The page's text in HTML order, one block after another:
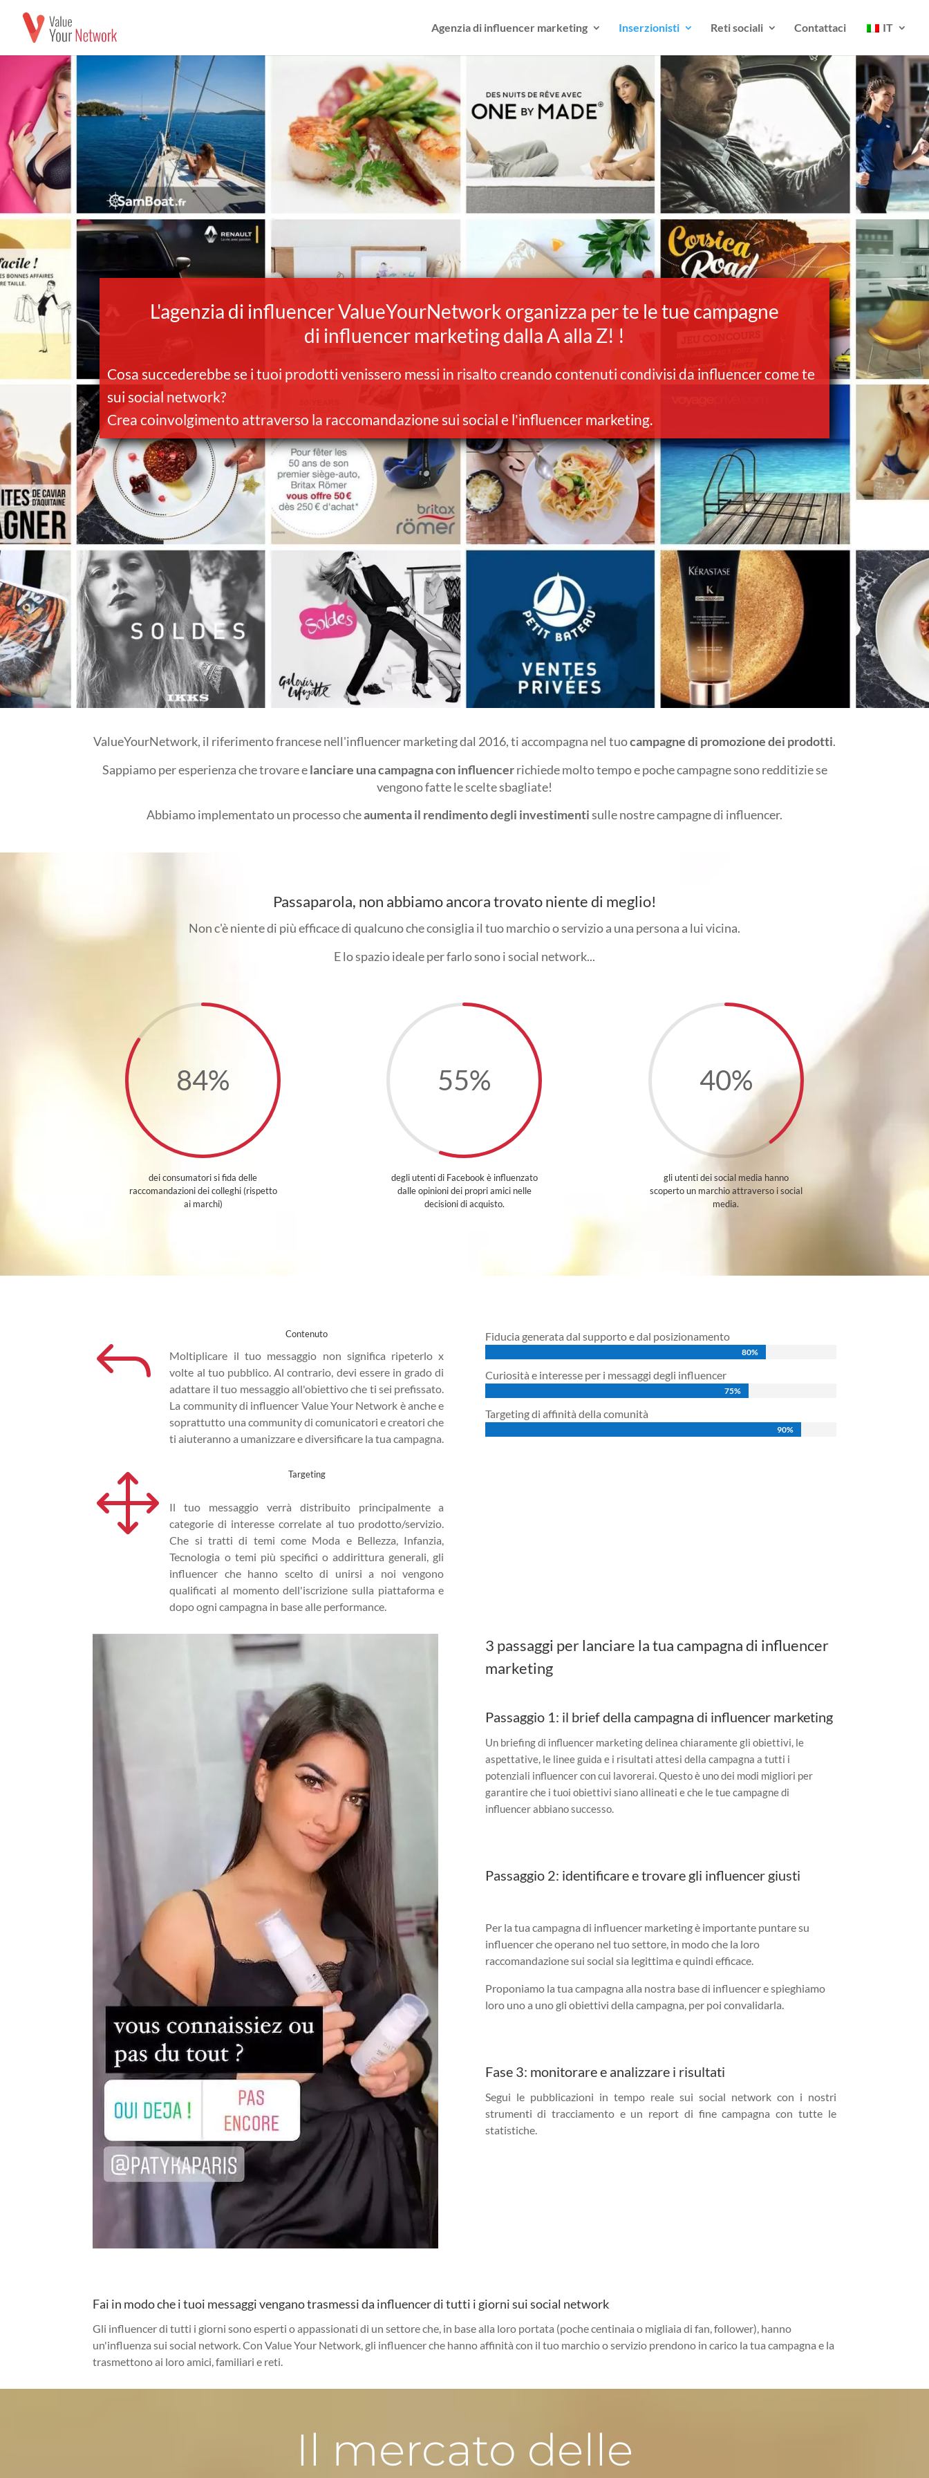
Agenzia di influencer marketing Inserzionisti Reti sociali Contattaci IT
L'agenzia di influencer ValueYourNetwork organizza per te le tue campagne
di influencer marketing dalla A alla Z! !
Cosa succederebbe se i tuoi prodotti venissero messi in risalto creando contenuti condivisi da influencer come te
sui social network?
Crea coinvolgimento attraverso la raccomandazione sui social e l'influencer marketing.
ValueYourNetwork, il riferimento francese nell'influencer marketing dal 2016, ti accompagna nel tuocampagne di promozione dei prodotti.
Sappiamo per esperienza che trovare elanciare una campagna con influencerrichiede molto tempo e poche campagne sono redditizie se
vengono fatte le scelte sbagliate!
Abbiamo implementato un processo cheaumenta il rendimento degli investimentisulle nostre campagne di influencer.
Passaparola, non abbiamo ancora trovato niente di meglio!
Non c'è niente di più efficace di qualcuno che consiglia il tuo marchio o servizio a una persona a lui vicina.
E lo spazio ideale per farlo sono i social network...
84%
dei consumatori si fida delle
raccomandazioni dei colleghi (rispetto
ai marchi)
55%
degli utenti di Facebook è influenzato
dalle opinioni dei propri amici nelle
decisioni di acquisto.
40%
gli utenti dei social media hanno
scoperto un marchio attraverso i social
media.
J Contenuto
Moltiplicare il tuo messaggio non significa ripeterlo x
volte al tuo pubblico. Al contrario, devi essere in grado di
adattare il tuo messaggio all'obiettivo che ti sei prefissato.
La community di influencer Value Your Network è anche e
soprattutto una community di comunicatori e creatori che
ti aiuteranno a umanizzare e diversificare la tua campagna.
1 Targeting
Il tuo messaggio verrà distribuito principalmente a
categorie di interesse correlate al tuo prodotto/servizio.
Che si tratti di temi come Moda e Bellezza, Infanzia,
Tecnologia o temi più specifici o addirittura generali, gli
influencer che hanno scelto di unirsi a noi vengono
qualificati al momento dell'iscrizione sulla piattaforma e
dopo ogni campagna in base alle performance.
Fiducia generata dal supporto e dal posizionamento
80%
80%
Curiosità e interesse per i messaggi degli influencer
75%
75%
Targeting di affinità della comunità
90%
90%
3 passaggi per lanciare la tua campagna di influencer
marketing
Passaggio 1: il brief della campagna di influencer marketing
Un briefing di influencer marketing delinea chiaramente gli obiettivi, le
aspettative, le linee guida e i risultati attesi della campagna a tutti i
potenziali influencer con cui lavorerai. Questo è uno dei modi migliori per
garantire che i tuoi obiettivi siano allineati e che le tue campagne di
influencer abbiano successo.
Passaggio 2: identificare e trovare gli influencer giusti
Per la tua campagna di influencer marketing è importante puntare su
influencer che operano nel tuo settore, in modo che la loro
raccomandazione sui social sia legittima e quindi efficace.
Proponiamo la tua campagna alla nostra base di influencer e spieghiamo
loro uno a uno gli obiettivi della campagna, per poi convalidarla.
Fase 3: monitorare e analizzare i risultati
Segui le pubblicazioni in tempo reale sui social network con i nostri
strumenti di tracciamento e un report di fine campagna con tutte le
statistiche.
Fai in modo che i tuoi messaggi vengano trasmessi da influencer di tutti i giorni sui social network
Gli influencer di tutti i giorni sono esperti o appassionati di un settore che, in base alla loro portata (poche centinaia o migliaia di fan, follower), hanno
un'influenza sui social network. Con Value Your Network, gli influencer che hanno affinità con il tuo marchio o servizio prendono in carico la tua campagna e la
trasmettono ai loro amici, familiari e reti.
Il mercato delle